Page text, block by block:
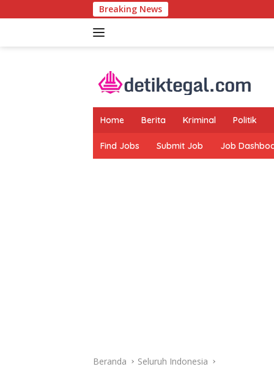
ke
Breaking News
Home Berita Kriminal Politik
Find Jobs Submit Job Job
Beranda Seluruh Indonesia